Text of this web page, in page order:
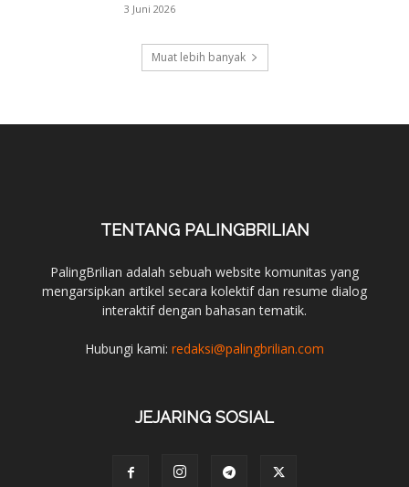
3 Juni 2026
Muat lebih banyak
TENTANG PALINGBRILIAN
PalingBrilian adalah sebuah website komunitas yang
mengarsipkan artikel secara kolektif dan resume dialog
interaktif dengan bahasan tematik.
Hubungi kami: redaksi@palingbrilian.com
JEJARING SOSIAL